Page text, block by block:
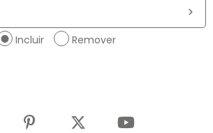
Incluir Remover